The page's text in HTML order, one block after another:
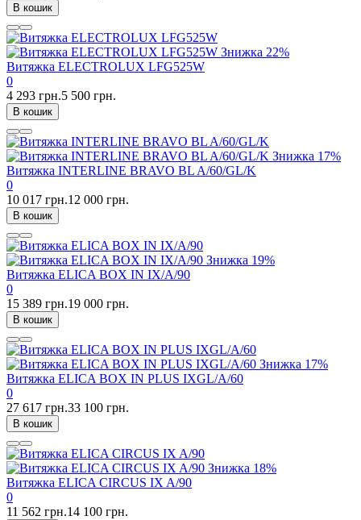
В кошик
Знижка 22%
Витяжка ELECTROLUX LFG525W
0
4 293 грн.5 500 грн.
В кошик
Знижка 17%
Витяжка INTERLINE BRAVO BL A/60/GL/K
0
10 017 грн.12 000 грн.
В кошик
Знижка 19%
Витяжка ELICA BOX IN IX/A/90
0
15 389 грн.19 000 грн.
В кошик
Знижка 17%
Витяжка ELICA BOX IN PLUS IXGL/A/60
0
27 617 грн.33 100 грн.
В кошик
Знижка 18%
Витяжка ELICA CIRCUS IX A/90
0
11 562 грн.14 100 грн.